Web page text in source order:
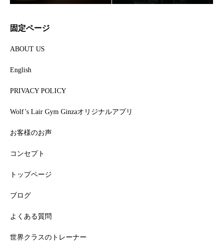
が教えるスマートな外食
「一生モノの代謝」の作
固定ページ
ABOUT US
English
PRIVACY POLICY
Wolf’s Lair Gym Ginzaオリジナルアプリ
お客様のお声
コンセプト
トップページ
ブログ
よくある質問
世界クラスのトレーナー